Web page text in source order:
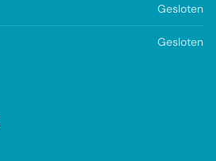
Gesloten
Gesloten